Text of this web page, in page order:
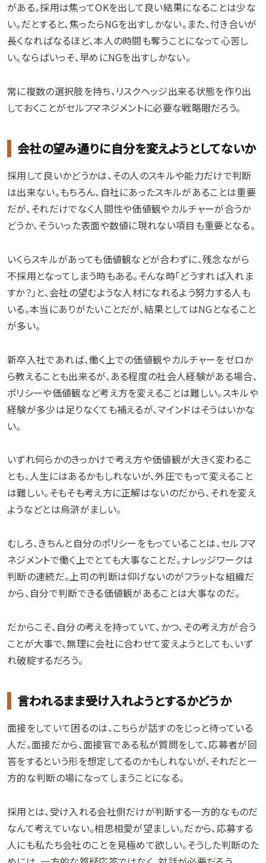
がある。採用は焦ってOKを出して良い結果になることは少な
い。だとすると、焦ったらNGを出すしかない。また、付き合いが
長くなればなるほど、本人の時間も奪うことになって心苦し
い。ならばいっそ、早めにNGを出すしかない。
常に複数の選択肢を持ち、リスクヘッジ出来る状態を作り出
しておくことがセルフマネジメントに必要な戦略眼だろう。
会社の望み通りに自分を変えようとしてないか
採用して良いかどうかは、その人のスキルや能力だけで判断
は出来ない。もちろん、自社にあったスキルがあることは重要
だが、それだけでなく人間性や価値観やカルチャーが合うか
どうか、そういった表面や数値に現れない項目も重要となる。
いくらスキルがあっても価値観などが合わずに、残念ながら
不採用となってしまう時もある。そんな時「どうすれば入れま
すか？」と、会社の望むような人材になれるよう努力する人も
いる。本当にありがたいことだが、結果としてはNGとなること
が多い。
新卒入社であれば、働く上での価値観やカルチャーをゼロか
ら教えることも出来るが、ある程度の社会人経験がある場合、
ポリシーや価値観など考え方を変えることは難しい。スキルや
経験が多少は足りなくても補えるが、マインドはそうはいかな
い。
いずれ何らかのきっかけで考え方や価値観が大きく変わるこ
とも、人生にはあるかもしれないが、外圧でもって変えること
は難しい。そもそも考え方に正解はないのだから、それを変え
ようなどとは烏滸がましい。
むしろ、きちんと自分のポリシーをもっていることは、セルフマ
ネジメントで働く上でとても大事なことだ。ナレッジワークは
判断の連続だ。上司の判断は仰げないのがフラットな組織だ
から、自分で判断できる価値観があることは大事なのだ。
だからこそ、自分の考えを持っていて、かつ、その考え方が合う
ことが大事で、無理に会社に合わせて変えようとしても、いず
れ破綻するだろう。
言われるまま受け入れようとするかどうか
面接をしていて困るのは、こちらが話すのをじっと待っている
人だ。面接だから、面接官である私が質問をして、応募者が回
答をするという形を想定してるのかもしれないが、それだと一
方的な判断の場になってしまうことになる。
採用とは、受け入れる会社側だけが判断する一方的なものだ
なんて考えていない。相思相愛が望ましい。だから、応募する
人にも私たち会社のことを見極めて欲しい。そうした判断のた